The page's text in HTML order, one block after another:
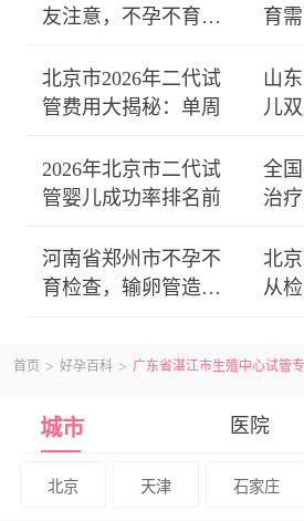
首页 好孕百科 广东省湛江市生殖中心试管
友注意，不孕不育少
育
北京市2026年二代试
管费用大揭秘：单周
山
儿
2026年北京市二代试
管婴儿成功率排名前
全
治
河南省郑州市不孕不
育检查，输卵管造影
北
从
城市 医院
北京 天津 石家庄